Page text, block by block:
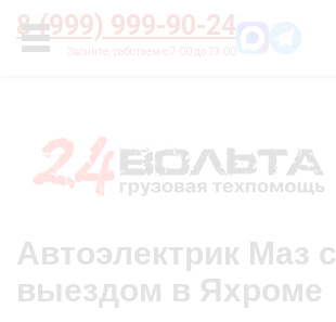
8 (999) 999-90-24
УСЛУГИ
Главная О нас Цены
Автоэлектрик Маз с
выездом в Яхроме